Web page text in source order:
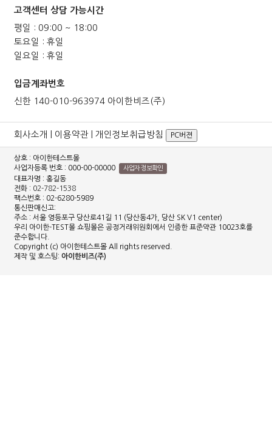
고객센터 상담 가능시간
평일 : 09:00 ~ 18:00
토요일 : 휴일
일요일 : 휴일
입금계좌번호
신한 140-010-963974 아이한비즈(주)
회사소개 이용약관| 개인정보취급방침 PC버젼
상호 : 아이한테스트몰
사업자등록 번호 : 000-00-00000
사업자 정보확인
대표자명 : 홍길동
전화 : 02-782-1538
팩스번호 : 02-6280-5989
통신판매신고:
주소 : 서울 영등포구 당산로41길 11 (당산동4가, 당산 SK V1 center)
우리 아이한-TEST몰 쇼핑몰은 공정거래위원회에서 인증한 표준약관 10023호를
준수합니다.
Copyright (c) 아이한테스트몰 All rights reserved.
제작 및 호스팅: 아이한비즈(주)